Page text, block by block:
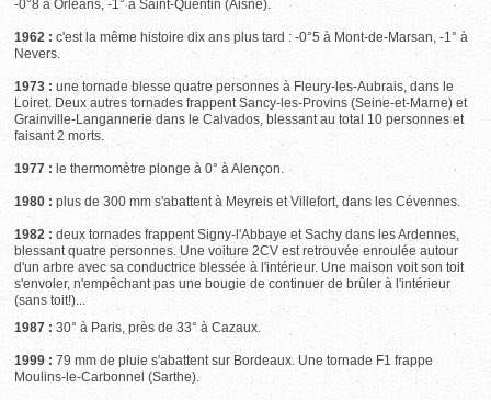
-0°8 à Orléans, -1° à Saint-Quentin (Aisne).
1962 : c'est la même histoire dix ans plus tard : -0°5 à Mont-de-Marsan, -1° à
Nevers.
1973 : une tornade blesse quatre personnes à Fleury-les-Aubrais, dans le
Loiret. Deux autres tornades frappent Sancy-les-Provins (Seine-et-Marne) et
Grainville-Langannerie dans le Calvados, blessant au total 10 personnes et
faisant 2 morts.
1977 : le thermomètre plonge à 0° à Alençon.
1980 : plus de 300 mm s'abattent à Meyreis et Villefort, dans les Cévennes.
1982 : deux tornades frappent Signy-l'Abbaye et Sachy dans les Ardennes,
blessant quatre personnes. Une voiture 2CV est retrouvée enroulée autour
d'un arbre avec sa conductrice blessée à l'intérieur. Une maison voit son toit
s'envoler, n'empêchant pas une bougie de continuer de brûler à l'intérieur
(sans toit!)...
1987 : 30° à Paris, près de 33° à Cazaux.
1999 : 79 mm de pluie s'abattent sur Bordeaux. Une tornade F1 frappe
Moulins-le-Carbonnel (Sarthe).